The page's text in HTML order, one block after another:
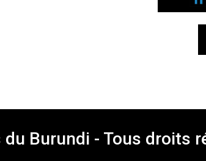
Burundi - Tous droits